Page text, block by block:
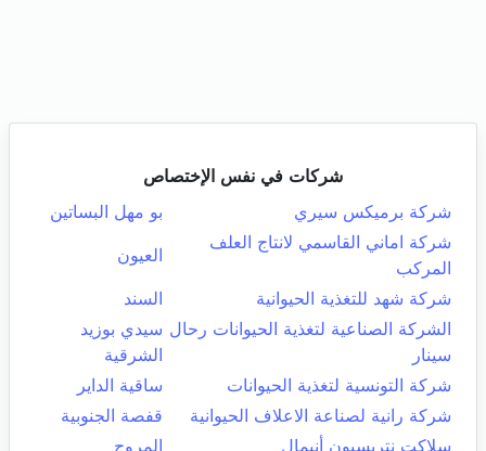
شركات في نفس الإختصاص
شركة برميكس سيري
بو مهل البساتين
شركة اماني القاسمي لانتاج العلف
المركب
العيون
شركة شهد للتغذية الحيوانية
السند
الشركة الصناعية لتغذية الحيوانات رحال
سينار
سيدي بوزيد
الشرقية
شركة التونسية لتغذية الحيوانات
ساقية الداير
شركة رانية لصناعة الاعلاف الحيوانية
قفصة الجنوبية
سلاكت نتريسيون أنيمال
المروج